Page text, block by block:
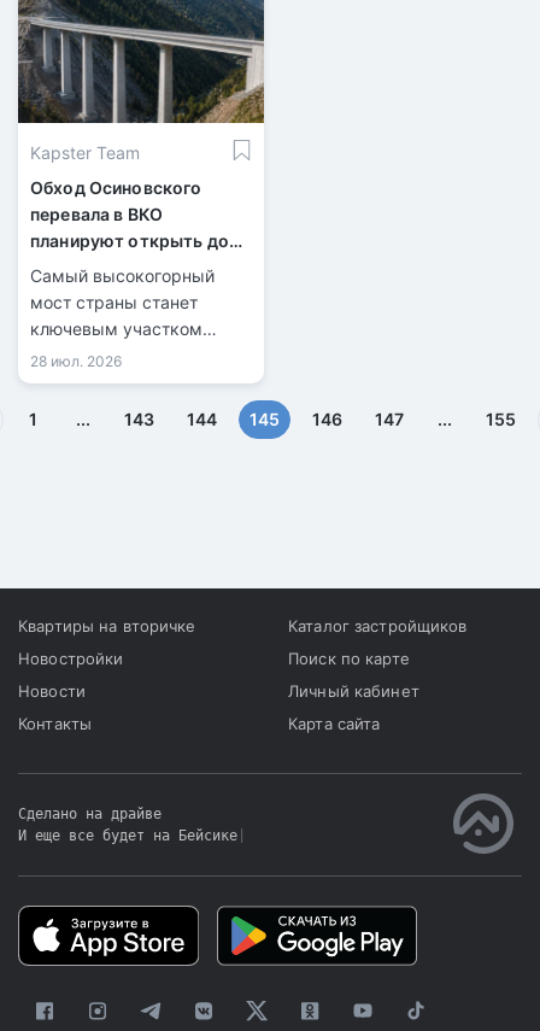
Kapster Team
Обход Осиновского
перевала в ВКО
планируют открыть до
конца 2026 года
Самый высокогорный
мост страны станет
ключевым участком
новой трассы.
28 июл. 2026
1 ... 143 144 145(текущая)
146 147 ... 155
Квартиры на вторичке
Новостройки
Новости
Контакты
Каталог застройщиков
Поиск по карте
Личный кабинет
Карта сайта
Сделано на драйве
И еще все будет на Бейсике